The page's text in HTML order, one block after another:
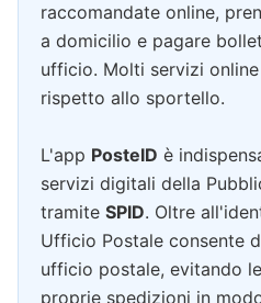
raccomandate online,
a domicilio e pagare
ufficio. Molti servizi
rispetto allo sportello.
L'app PosteID è
servizi digitali della
tramite SPID. Oltre
Ufficio Postale consente
ufficio postale, evitando
proprie spedizioni in